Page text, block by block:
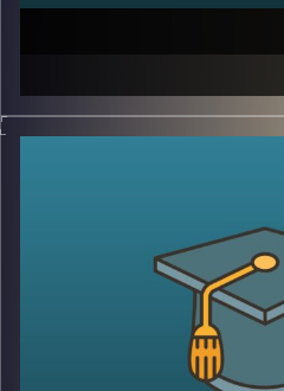
הוירטואלית
העסקי היחיד האפשרי?
את פסטיבל
העוסק בהשפעות
בעיקר דרך
מספר על השפעתה של